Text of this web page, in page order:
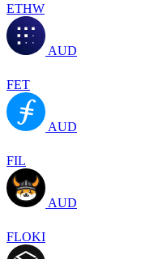
ETHW
AUD
FET
AUD
FIL
AUD
FLOKI